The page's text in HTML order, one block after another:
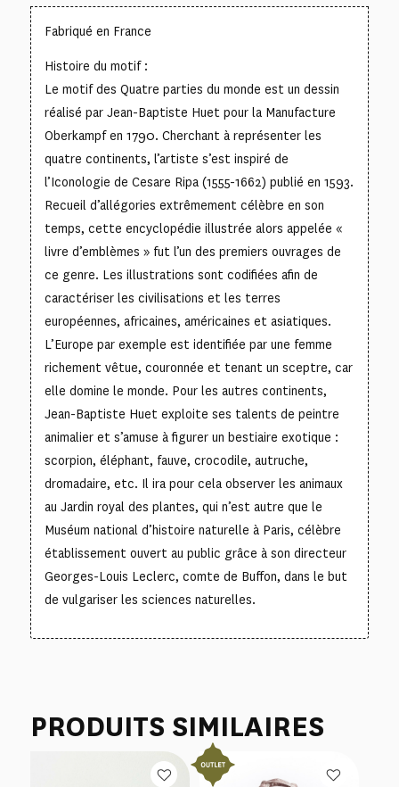
Fabriqué en France
Histoire du motif :
Le motif des Quatre parties du monde est un dessin
réalisé par Jean-Baptiste Huet pour la Manufacture
Oberkampf en 1790. Cherchant à représenter les
quatre continents, l’artiste s’est inspiré de
l’Iconologie de Cesare Ripa (1555-1662) publié en 1593.
Recueil d’allégories extrêmement célèbre en son
temps, cette encyclopédie illustrée alors appelée «
livre d’emblèmes » fut l’un des premiers ouvrages de
ce genre. Les illustrations sont codifiées afin de
caractériser les civilisations et les terres
européennes, africaines, américaines et asiatiques.
L’Europe par exemple est identifiée par une femme
richement vêtue, couronnée et tenant un sceptre, car
elle domine le monde. Pour les autres continents,
Jean-Baptiste Huet exploite ses talents de peintre
animalier et s’amuse à figurer un bestiaire exotique :
scorpion, éléphant, fauve, crocodile, autruche,
dromadaire, etc. Il ira pour cela observer les animaux
au Jardin royal des plantes, qui n’est autre que le
Muséum national d’histoire naturelle à Paris, célèbre
établissement ouvert au public grâce à son directeur
Georges-Louis Leclerc, comte de Buffon, dans le but
de vulgariser les sciences naturelles.
PRODUITS SIMILAIRES